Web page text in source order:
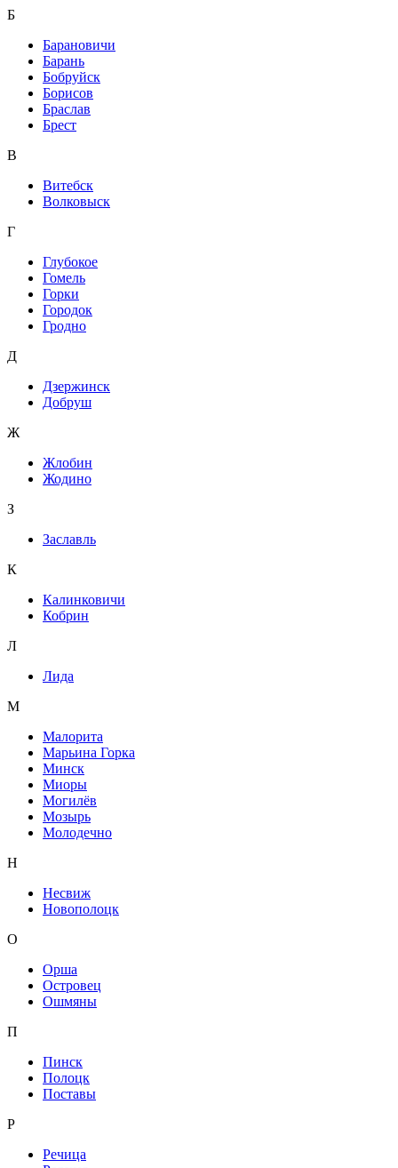
Б
Барановичи
Барань
Бобруйск
Борисов
Браслав
Брест
В
Витебск
Волковыск
Г
Глубокое
Гомель
Горки
Городок
Гродно
Д
Дзержинск
Добруш
Ж
Жлобин
Жодино
З
Заславль
К
Калинковичи
Кобрин
Л
Лида
М
Малорита
Марьина Горка
Минск
Миоры
Могилёв
Мозырь
Молодечно
Н
Несвиж
Новополоцк
О
Орша
Островец
Ошмяны
П
Пинск
Полоцк
Поставы
Р
Речица